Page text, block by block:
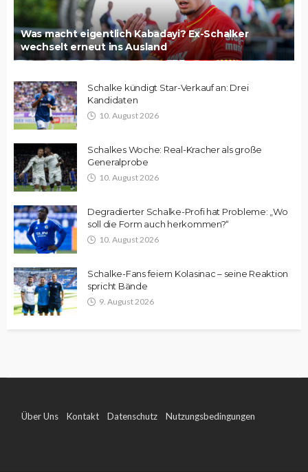
Was macht eigentlich Kabadayi? Ex-Schalker
wechselt erneut ins Ausland
Schalke kündigt Star-Verkauf an: Drei
Kandidaten
10. August 2026
Schalkes Woche: Real-Kracher als große
Generalprobe
10. August 2026
Degradierter Schalke-Profi hat Probleme: „Wo
soll die Form auch herkommen?“
10. August 2026
Schalke-Fans feiern Kolasinac – seine Reaktion
spricht Bände
9. August 2026
Über Uns Kontakt Datenschutz Nutzungsbedingungen